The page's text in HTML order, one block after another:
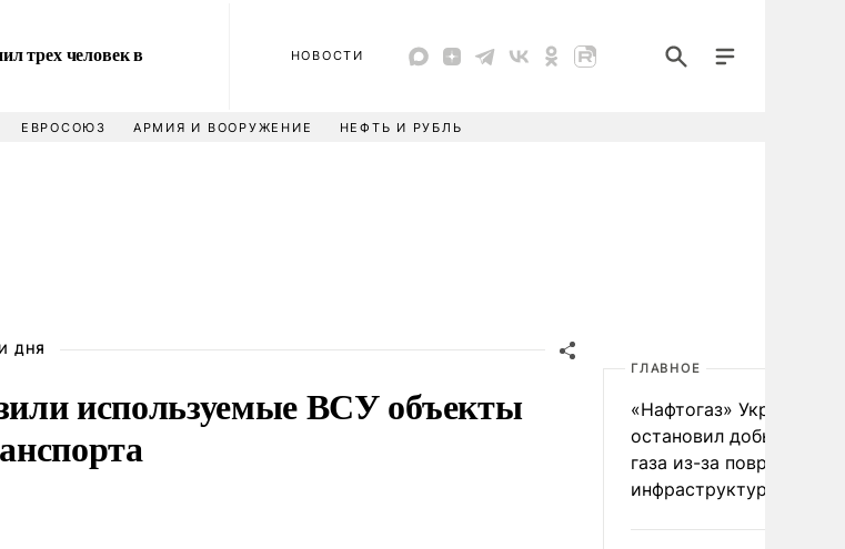
трех человек в
НОВОСТИ
ЕВРОСОЮЗ АРМИЯ И ВООРУЖЕНИЕ НЕФТЬ И РУБЛЬ
ДНЯ
используемые ВСУ объекты
ГЛАВНОЕ
«Нафтогаз» Украины
остановил добычу
газа из-за повреждения
инфраструктуры